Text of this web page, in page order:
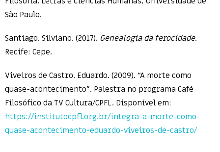
São Paulo.
Santiago, Silviano. (2017). Genealogia da ferocidade.
Recife: Cepe.
Viveiros de Castro, Eduardo. (2009). “A morte como
quase-acontecimento”. Palestra no programa Café
Filosófico da TV Cultura/CPFL. Disponível em:
https://institutocpfl.org.br/integra-a-morte-como-
quase-acontecimento-eduardo-viveiros-de-castro/